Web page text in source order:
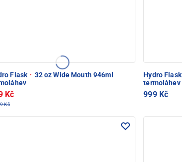
Flask · 32 oz Wide Mouth 946ml
Kč
Kč
Hydro Flask
termoláhev
999 Kč